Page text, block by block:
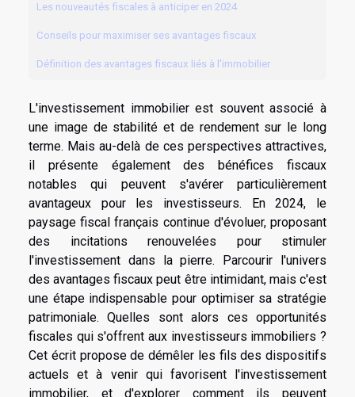
Les nouveautés fiscales à anticiper en 2024
Conseils pour maximiser ses avantages fiscaux
Définition des avantages fiscaux liés à l'immobilier
L'investissement immobilier est souvent associé à
une image de stabilité et de rendement sur le long
terme. Mais au-delà de ces perspectives attractives,
il présente également des bénéfices fiscaux
notables qui peuvent s'avérer particulièrement
avantageux pour les investisseurs. En 2024, le
paysage fiscal français continue d'évoluer, proposant
des incitations renouvelées pour stimuler
l'investissement dans la pierre. Parcourir l'univers
des avantages fiscaux peut être intimidant, mais c'est
une étape indispensable pour optimiser sa stratégie
patrimoniale. Quelles sont alors ces opportunités
fiscales qui s'offrent aux investisseurs immobiliers ?
Cet écrit propose de démêler les fils des dispositifs
actuels et à venir qui favorisent l'investissement
immobilier, et d'explorer comment ils peuvent